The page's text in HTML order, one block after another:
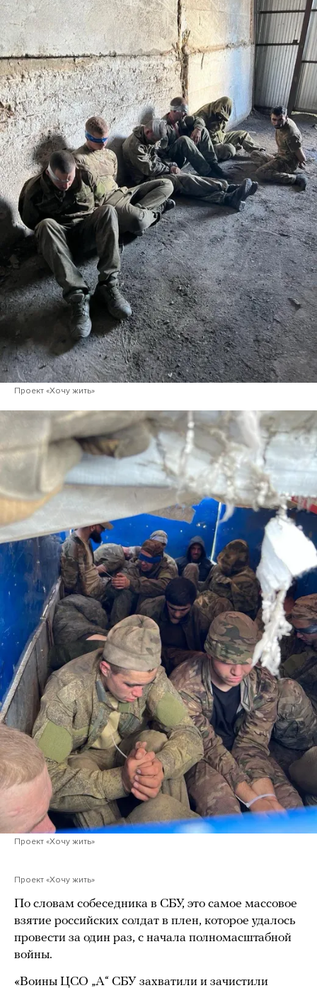
Проект «Хочу жить»
Проект «Хочу жить»
Проект «Хочу жить»
По словам собеседника в СБУ, это самое массовое
взятие российских солдат в плен, которое удалось
провести за один раз, с начала полномасштабной
войны.
«Воины ЦСО „А“ СБУ захватили и зачистили